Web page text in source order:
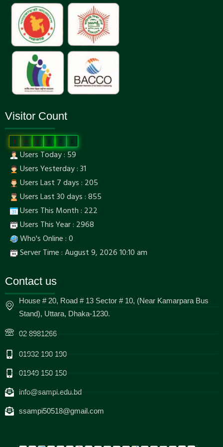
Visitor Count
0 0 3 8 7 5
Users Today : 59
Users Yesterday : 31
Users Last 7 days : 205
Users Last 30 days : 855
Users This Month : 222
Users This Year : 2968
Who's Online : 0
Server Time : August 9, 2026 10:10 am
Contact us
House # 20, Road # 13 Sector # 10, (Near Kamarpara Bus
Stand), Uttara, Dhaka-1230.
02 8981266
01932 190 190
01949 150 150
info@sampi.edu.bd
ssampi50518@gmail.com